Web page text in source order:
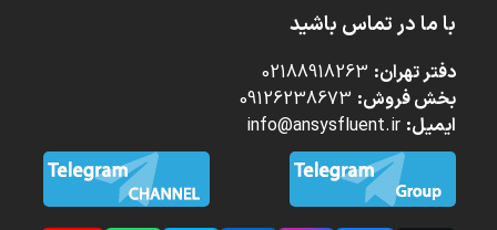
با ما در تماس باشید
دفتر تهران:
بخش فروش:
ایمیل: info@ansysfluent.ir